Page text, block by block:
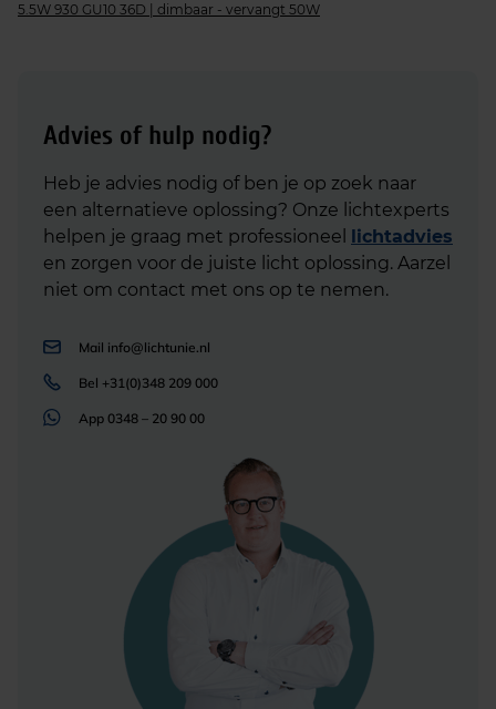
5.5W 930 GU10 36D | dimbaar - vervangt 50W
Advies of hulp nodig?
Heb je advies nodig of ben je op zoek naar
een alternatieve oplossing? Onze lichtexperts
helpen je graag met professioneel lichtadvies
en zorgen voor de juiste licht oplossing. Aarzel
niet om contact met ons op te nemen.
Mail info@lichtunie.nl
Bel +31(0)348 209 000
App 0348 – 20 90 00